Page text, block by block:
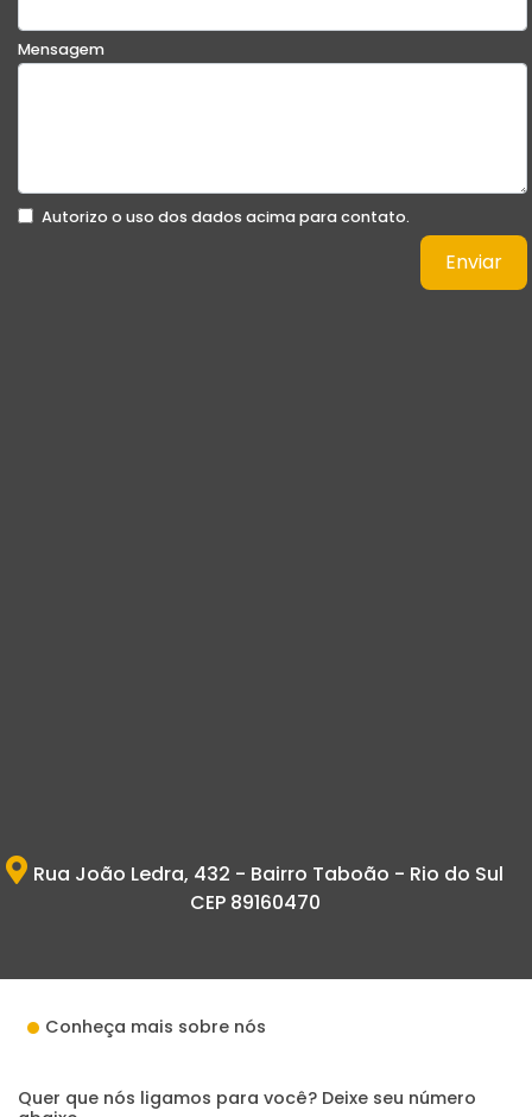
Mensagem
Autorizo o uso dos dados acima para contato.
Enviar
Rua João Ledra, 432 - Bairro Taboão - Rio do Sul
CEP 89160470
Conheça mais sobre nós
Quer que nós ligamos para você? Deixe seu número